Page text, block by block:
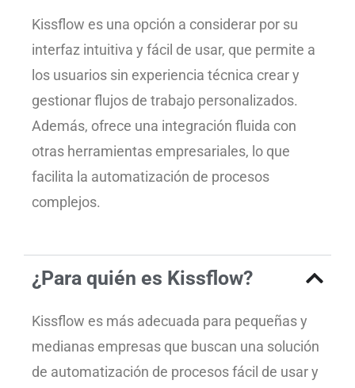
Kissflow es una opción a considerar por su
interfaz intuitiva y fácil de usar, que permite a
los usuarios sin experiencia técnica crear y
gestionar flujos de trabajo personalizados.
Además, ofrece una integración fluida con
otras herramientas empresariales, lo que
facilita la automatización de procesos
complejos.
¿Para quién es Kissflow?
Kissflow es más adecuada para pequeñas y
medianas empresas que buscan una solución
de automatización de procesos fácil de usar y